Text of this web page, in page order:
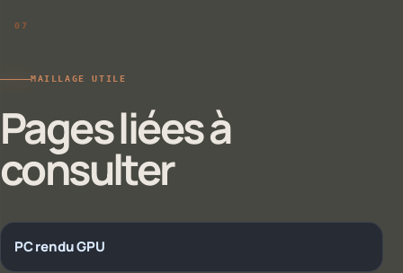
MAILLAGE UTILE
Pages liées à
consulter
PC rendu GPU